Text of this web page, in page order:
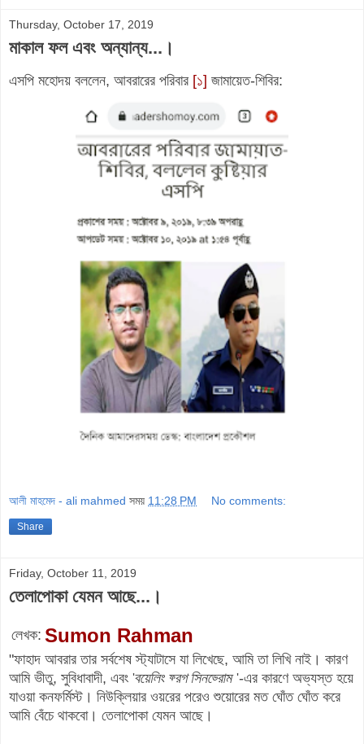
Thursday, October 17, 2019
মাকাল ফল এবং অন্যান্য...।
এসপি মহোদয় বললেন, আবরারের পরিবার [১] জামায়েত-শিবির:
আলী মাহমেদ - ali mahmed সময় 11:28 PM No comments:
Share
Friday, October 11, 2019
তেলাপোকা যেমন আছে...।
লেখক: Sumon Rahman
"ফাহাদ আবরার তার সর্বশেষ স্ট্যাটাসে যা লিখেছে, আমি তা লিখি নাই। কারণ
আমি ভীতু, সুবিধাবাদী, এবং 'বয়েলিং ফ্রগ সিনড্রোম'-এর কারণে অভ্যস্ত হয়ে
যাওয়া কনফর্মিস্ট। নিউক্লিয়ার ওয়রের পরেও শুয়োরের মত ঘোঁত ঘোঁত করে
আমি বেঁচে থাকবো। তেলাপোকা যেমন আছে।